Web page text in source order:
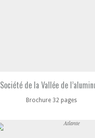
Société de la Vallée de
Brochure 32 pages